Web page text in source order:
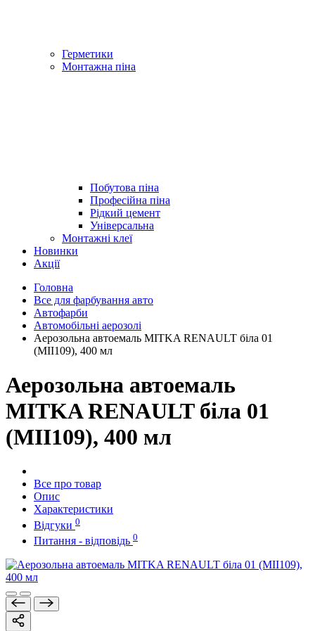
Герметики
Монтажна піна
Побутова піна
Професійна піна
Рідкий цемент
Універсальна
Монтажні клеї
Новинки
Акції
Головна
Все для фарбування авто
Автофарби
Автомобільні аерозолі
Аерозольна автоемаль MITKA RENAULT біла 01
(MII109), 400 мл
Аерозольна автоемаль
MITKA RENAULT біла 01
(MII109), 400 мл
Все про товар
Опис
Характеристики
Відгуки 0
Питання - відповідь 0